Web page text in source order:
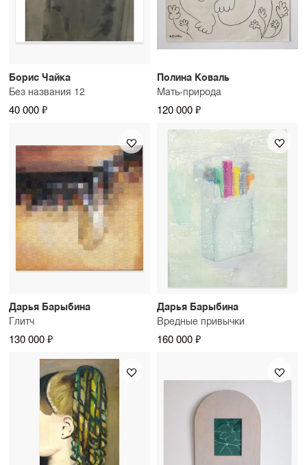
Борис Чайка
Без названия 12
40 000 ₽
Полина Коваль
Мать-природа
120 000 ₽
Дарья Барыбина
Глитч
130 000 ₽
Дарья Барыбина
Вредные привычки
160 000 ₽